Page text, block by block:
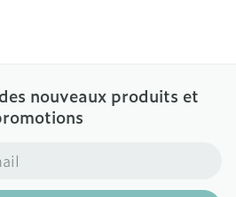
nouveaux produits et